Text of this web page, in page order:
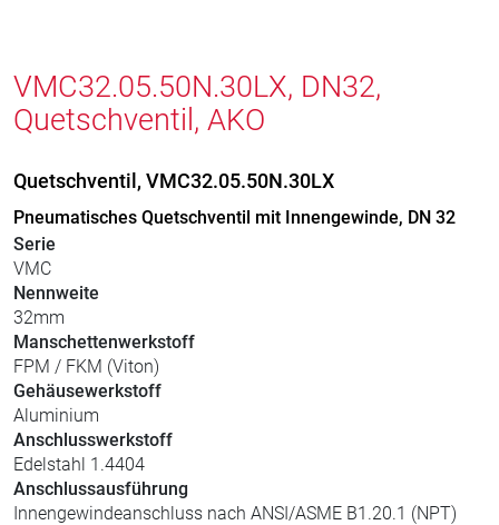
VMC32.05.50N.30LX, DN32,
Quetschventil, AKO
Quetschventil, VMC32.05.50N.30LX
Pneumatisches Quetschventil mit Innengewinde, DN 32
Serie
VMC
Nennweite
32mm
Manschettenwerkstoff
FPM / FKM (Viton)
Gehäusewerkstoff
Aluminium
Anschlusswerkstoff
Edelstahl 1.4404
Anschlussausführung
Innengewindeanschluss nach ANSI/ASME B1.20.1 (NPT)